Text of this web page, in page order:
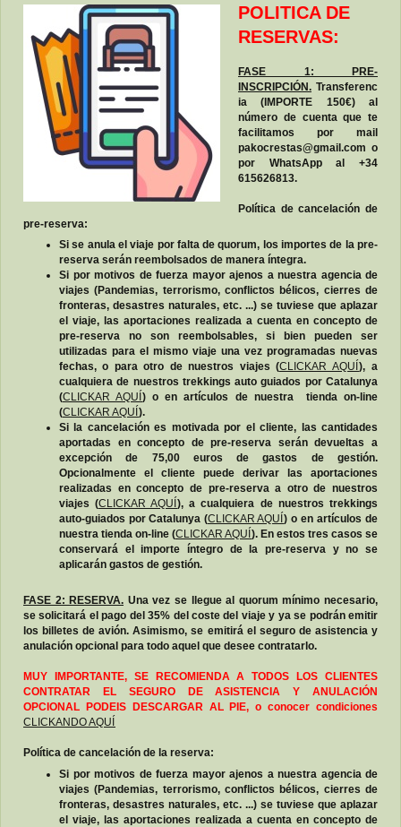
POLITICA DE
RESERVAS:
FASE 1: PRE-
INSCRIPCIÓN. Transferenc
ia (IMPORTE 150€) al
número de cuenta que te
facilitamos por mail
pakocrestas@gmail.com o
por WhatsApp al +34
615626813.
Política de cancelación de
pre-reserva:
Si se anula el viaje por falta de quorum, los importes de la pre-
reserva serán reembolsados de manera íntegra.
Si por motivos de fuerza mayor ajenos a nuestra agencia de
viajes (Pandemias, terrorismo, conflictos bélicos, cierres de
fronteras, desastres naturales, etc. ...) se tuviese que aplazar
el viaje, las aportaciones realizada a cuenta en concepto de
pre-reserva no son reembolsables, si bien pueden ser
utilizadas para el mismo viaje una vez programadas nuevas
fechas, o para otro de nuestros viajes (CLICKAR AQUÍ ), a
cualquiera de nuestros trekkings auto guiados por Catalunya
(CLICKAR AQUÍ ) o en artículos de nuestra tienda on-line
(CLICKAR AQUÍ ).
Si la cancelación es motivada por el cliente, las cantidades
aportadas en concepto de pre-reserva serán devueltas a
excepción de 75,00 euros de gastos de gestión.
Opcionalmente el cliente puede derivar las aportaciones
realizadas en concepto de pre-reserva a otro de nuestros
viajes (CLICKAR AQUÍ ), a cualquiera de nuestros trekkings
auto-guiados por Catalunya (CLICKAR AQUÍ ) o en artículos de
nuestra tienda on-line (CLICKAR AQUÍ ). En estos tres casos se
conservará el importe íntegro de la pre-reserva y no se
aplicarán gastos de gestión.
FASE 2: RESERVA. Una vez se llegue al quorum mínimo necesario,
se solicitará el pago del 35% del coste del viaje y ya se podrán emitir
los billetes de avión. Asimismo, se emitirá el seguro de asistencia y
anulación opcional para todo aquel que desee contratarlo.
MUY IMPORTANTE, SE RECOMIENDA A TODOS LOS CLIENTES
CONTRATAR EL SEGURO DE ASISTENCIA Y ANULACIÓN
OPCIONAL PODEIS DESCARGAR AL PIE, o conocer condiciones
CLICKANDO AQUÍ
Política de cancelación de la reserva:
Si por motivos de fuerza mayor ajenos a nuestra agencia de
viajes (Pandemias, terrorismo, conflictos bélicos, cierres de
fronteras, desastres naturales, etc. ...) se tuviese que aplazar
el viaje, las aportaciones realizada a cuenta en concepto de